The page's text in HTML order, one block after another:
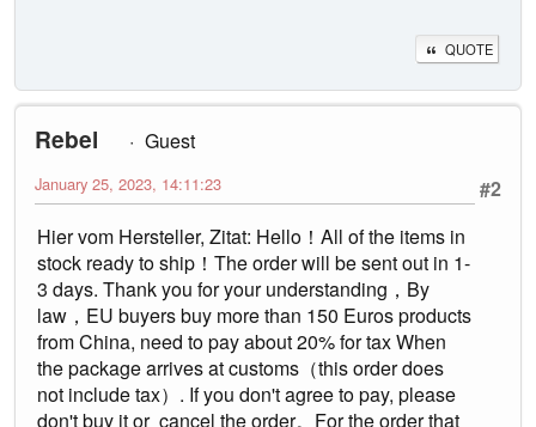
QUOTE
Rebel
Guest
#2
January 25, 2023, 14:11:23
Hier vom Hersteller, Zitat: Hello！All of the items in
stock ready to ship！The order will be sent out in 1-
3 days. Thank you for your understanding，By
law，EU buyers buy more than 150 Euros products
from China, need to pay about 20% for tax When
the package arrives at customs（this order does
not include tax）. If you don't agree to pay, please
don't buy it or cancel the order。For the order that